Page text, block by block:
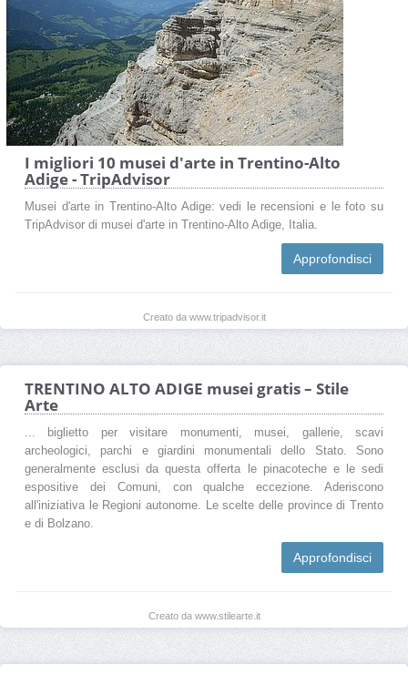
I migliori 10 musei d'arte in Trentino-Alto
Adige - TripAdvisor
Musei d'arte in Trentino-Alto Adige: vedi le recensioni e le foto su
TripAdvisor di musei d'arte in Trentino-Alto Adige, Italia.
Approfondisci
Creato da www.tripadvisor.it
TRENTINO ALTO ADIGE musei gratis – Stile
Arte
... biglietto per visitare monumenti, musei, gallerie, scavi
archeologici, parchi e giardini monumentali dello Stato. Sono
generalmente esclusi da questa offerta le pinacoteche e le sedi
espositive dei Comuni, con qualche eccezione. Aderiscono
all'iniziativa le Regioni autonome. Le scelte delle province di Trento
e di Bolzano.
Approfondisci
Creato da www.stilearte.it